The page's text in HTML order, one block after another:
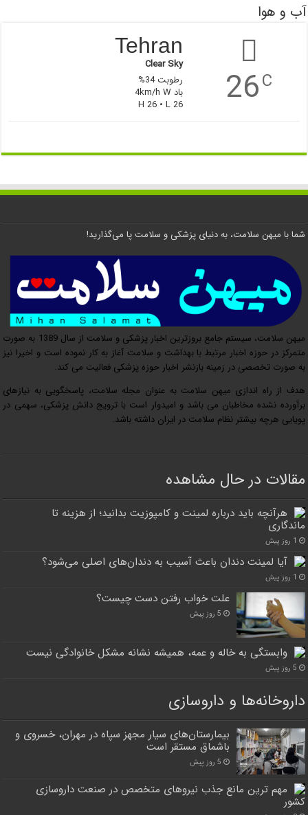
آب و هوا
26C
Tehran
Clear Sky
رطوبت 34%
باد 4km/h W
H 26 • L 26
شما با میهن سلامت، به دنیای پزشکی و سلامت پا می‌گذارید!
میهن سلامت، سیستم جامع بروزترین اخبار پزشکی و سلامت از سال 1389 به صورت
متمرکز در حوزه اخبار مرتبط با بهداشت و سلامت آغاز به کار نموده است و اخیرا نیز
به صورت تخصصی در زمینه بازنشر اخبار حوزه پزشکی فعالیت می کند.
هدف از راه اندازی میهن سلامت به عنوان مجله سلامت، پاسخگویی به نیازهای
برآورده نشده مخاطبان می باشد و امیدوار است با ترویج دانش پزشکی، سهمی در
پویایی هرچه بیشتر نظام سلامت در ایران داشته باشد.
مقالات در حال مشاهده
هرآنچه باید درباره لمینت و کامپوزیت بدانید؛ از هزینه تا
ماندگاری
1 روز پیش
آیا لمینت دندان باعث آسیب به دندان‌های اصلی می‌شود؟
1 روز پیش
علت خواب رفتن دست چیست؟
5 روز پیش
وابستگی به خاله و عمه، همیشه نشانه مشکل خانوادگی نیست
5 روز پیش
داروخانه‌ها و داروسازی
بیمارستان‌های سیار مجهز سپاه در مهران، خسروی و
باشماق مستقر است
5 روز پیش
مهم ترین مانع جذب نیروهای متخصص در صنعت داروسازی
کشور